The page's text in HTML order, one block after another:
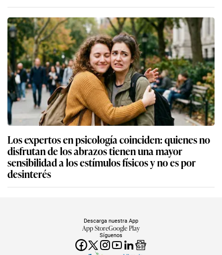
Los expertos en psicología coinciden: quienes no
disfrutan de los abrazos tienen una mayor
sensibilidad a los estímulos físicos y no es por
desinterés
Síguenos
Descarga nuestra App
App StoreGoogle Play